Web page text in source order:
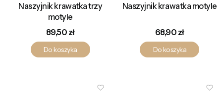
Naszyjnik krawatka trzy
motyle
Cena
89,50 zł
Do koszyka
Naszyjnik krawatka motyle
Cena
68,90 zł
Do koszyka